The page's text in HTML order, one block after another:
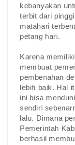
kebanyakan
terbit dari
matahari
petang hari.
Karena
membuat
pembenahan
lebih baik. Hal
ini bisa
sendiri
lalu. Dimana
Pemerintah
berhasil